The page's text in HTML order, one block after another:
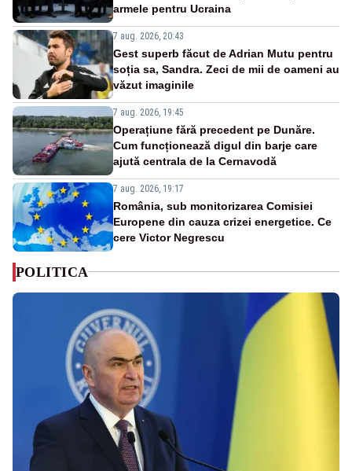
armele pentru Ucraina
7 aug. 2026, 20:43
Gest superb făcut de Adrian Mutu pentru
soția sa, Sandra. Zeci de mii de oameni au
văzut imaginile
7 aug. 2026, 19:45
Operațiune fără precedent pe Dunăre.
Cum funcționează digul din barje care
ajută centrala de la Cernavodă
7 aug. 2026, 19:17
România, sub monitorizarea Comisiei
Europene din cauza crizei energetice. Ce
cere Victor Negrescu
POLITICA